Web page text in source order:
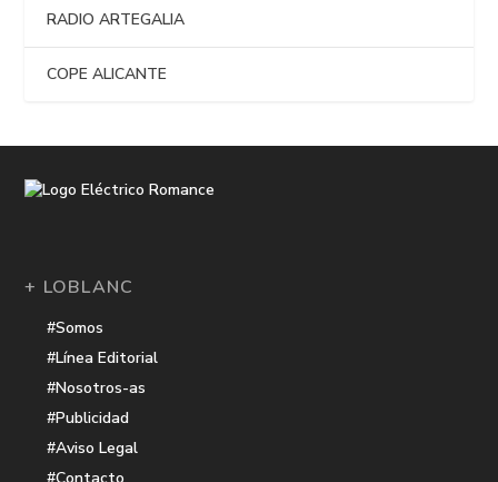
RADIO ARTEGALIA
COPE ALICANTE
+ LOBLANC
#Somos
#Línea Editorial
#Nosotros-as
#Publicidad
#Aviso Legal